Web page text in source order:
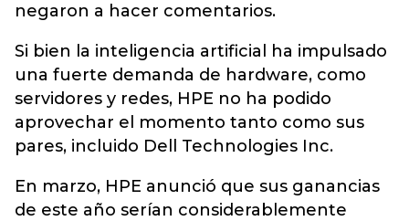
negaron a hacer comentarios.
Si bien la inteligencia artificial ha impulsado
una fuerte demanda de hardware, como
servidores y redes, HPE no ha podido
aprovechar el momento tanto como sus
pares, incluido Dell Technologies Inc.
En marzo, HPE anunció que sus ganancias
de este año serían considerablemente